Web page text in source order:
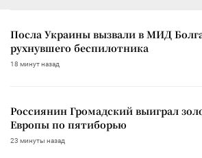
Посла Украины вызвали в МИД
рухнувшего беспилотника
18 минут назад
Россиянин Громадский выиграл
Европы по пятиборью
23 минуты назад